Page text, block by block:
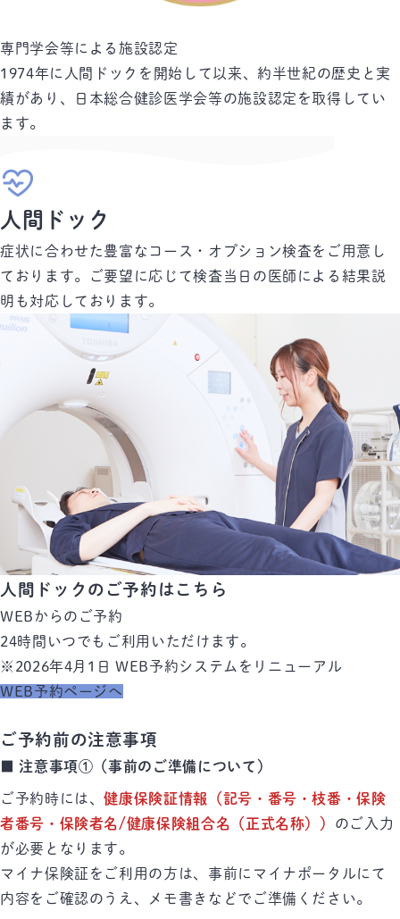
専門学会等による施設認定
1974年に人間ドックを開始して以来、約半世紀の歴史と実
績があり、日本総合健診医学会等の施設認定を取得してい
ます。
人間ドック
症状に合わせた豊富なコース・オプション検査をご用意し
ております。
ご要望に応じて検査当日の医師による結果説
明も対応しております。
人間ドックのご予約はこちら
WEBからのご予約
24時間いつでも ご利用いただけます。
※2026年4月1日 WEB予約システムをリニューアル
WEB予約ページへ
ご予約前の注意事項
■ 注意事項①（事前のご準備について）
ご予約時には、健康保険証情報（記号・番号・枝番・保険
者番号・保険者名/健康保険組合名（正式名称）） のご入力
が必要となります。
マイナ保険証をご利用の方は、事前にマイナポータルにて
内容をご確認のうえ、メモ書きなどでご準備ください。